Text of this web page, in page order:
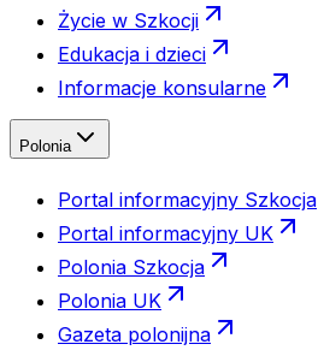
Życie w Szkocji
Edukacja i dzieci
Informacje konsularne
Polonia
Portal informacyjny Szkocja
Portal informacyjny UK
Polonia Szkocja
Polonia UK
Gazeta polonijna